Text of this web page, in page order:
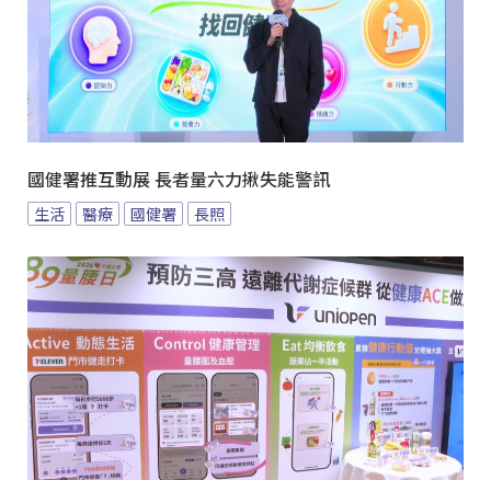
國健署推互動展 長者量六力揪失能警訊
生活 醫療 國健署 長照